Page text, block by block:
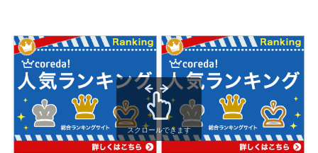
スクロールできます